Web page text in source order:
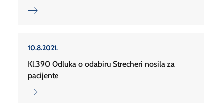
10.8.2021.
Kl.390 Odluka o odabiru Strecheri nosila za
pacijente